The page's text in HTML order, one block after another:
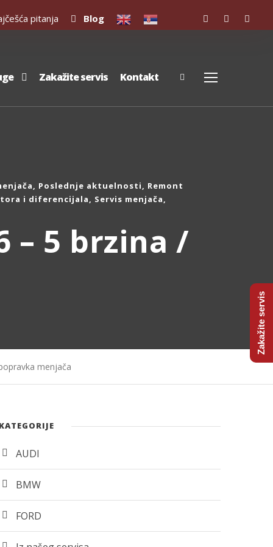
pitanja Blog
Zakažite servis Kontakt
, Poslednje aktuelnosti, Remont
i diferencijala, Servis menjača,
– 5 brzina /
menjača
AUDI
BMW
FORD
Zakažite servis